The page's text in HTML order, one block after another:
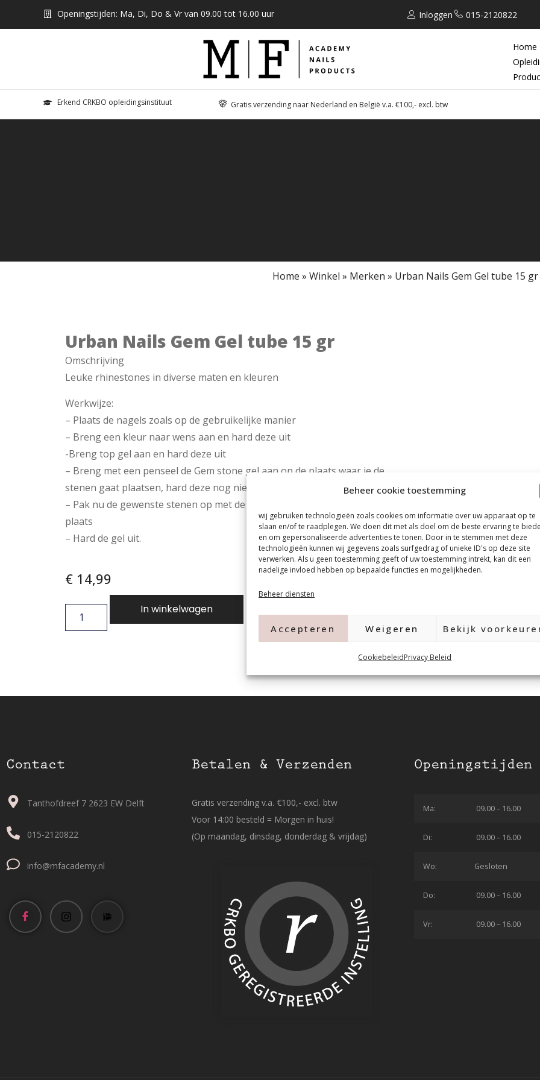
Beheer cookie toestemming
wij gebruiken technologieën zoals cookies om informatie over uw apparaat op te
slaan en/of te raadplegen. We doen dit met als doel om de beste ervaring te
en om gepersonaliseerde advertenties te tonen. Door in te stemmen met deze
technologieën kunnen wij gegevens zoals surfgedrag of unieke ID's op deze site
verwerken. Als u geen toestemming geeft of uw toestemming intrekt, kan dit een
nadelige invloed hebben op bepaalde functies en mogelijkheden.
Beheer diensten
Accepteren Weigeren Bekijk
CookiebeleidPrivacy Beleid
Openingstijden: Ma, Di, Do & Vr van 09.00 tot 16.00 uur Inloggen 015-2120822
Home
Erkend CRKBO opleidingsinstituut Gratis verzending naar Nederland en België v.a. €100,- excl. btw
Home » Winkel » Merken » Urban Nails Gem Gel tube 15 gr
Urban Nails Gem Gel tube 15 gr
Omschrijving
Leuke rhinestones in diverse maten en kleuren
Werkwijze:
– Plaats de nagels zoals op de gebruikelijke manier
– Breng een kleur naar wens aan en hard deze uit
-Breng top gel aan en hard deze uit
– Breng met een penseel de Gem stone gel aan op de plaats waar je de
stenen gaat plaatsen, hard deze nog niet uit
– Pak nu de gewenste stenen op met de waxstool en leg ze op de juiste
plaats
– Hard de gel uit.
€14,99
In winkelwagen
Contact
Tanthofdreef 7 2623 EW Delft
015-2120822
info@mfacademy.nl
Betalen & Verzenden
Gratis verzending v.a. €100,- excl. btw
Voor 14:00 besteld = Morgen in huis!
(Op maandag, dinsdag, donderdag & vrijdag)
Openingstijden
Ma: 09.00 – 16.00
Di: 09.00 – 16.00
Wo: Gesloten
Do: 09.00 – 16.00
Vr: 09.00 – 16.00